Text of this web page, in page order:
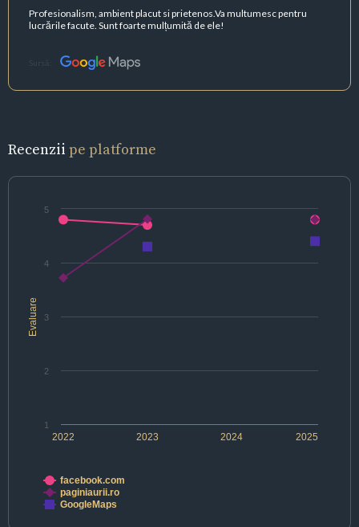
Profesionalism, ambient placut si prietenos.Va multumesc pentru
lucrările facute. Sunt foarte mulțumită de ele!
Sursă:
Recenzii pe platforme
Evaluare
2022 2024
2023 2025
1
2
3
4
5
facebook.com
paginiaurii.ro
GoogleMaps